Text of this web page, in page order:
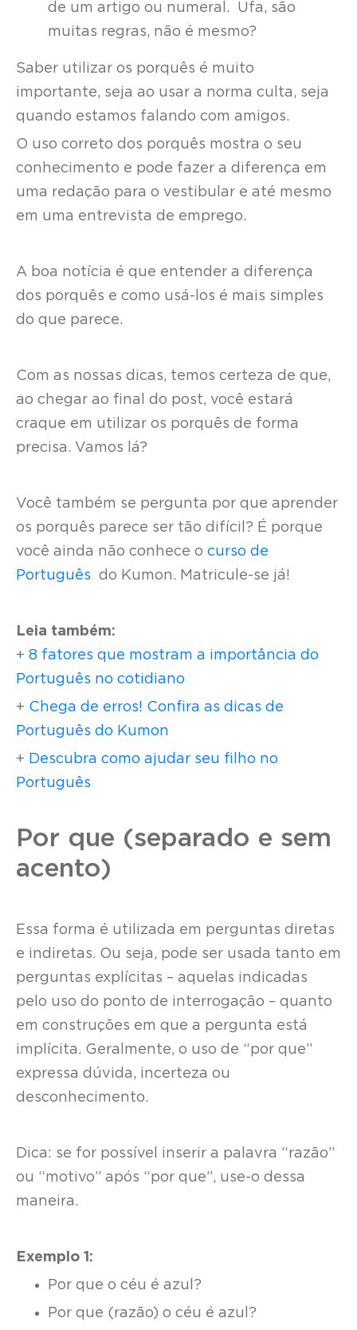
de um artigo ou numeral. Ufa, são
muitas regras, não é mesmo?
Saber utilizar os porquês é muito
importante, seja ao usar a norma culta, seja
quando estamos falando com amigos.
O uso correto dos porquês mostra o seu
conhecimento e pode fazer a diferença em
uma redação para o vestibular e até mesmo
em uma entrevista de emprego.
A boa notícia é que entender a diferença
dos porquês e como usá-los é mais simples
do que parece.
Com as nossas dicas, temos certeza de que,
ao chegar ao final do post, você estará
craque em utilizar os porquês de forma
precisa. Vamos lá?
Você também se pergunta por que aprender
os porquês parece ser tão difícil? É porque
você ainda não conhece o curso de
Português do Kumon. Matricule-se já!
Leia também:
+ 8 fatores que mostram a importância do
Português no cotidiano
+ Chega de erros! Confira as dicas de
Português do Kumon
+ Descubra como ajudar seu filho no
Português
Por que (separado e sem
acento)
Essa forma é utilizada em perguntas diretas
e indiretas. Ou seja, pode ser usada tanto em
perguntas explícitas – aquelas indicadas
pelo uso do ponto de interrogação – quanto
em construções em que a pergunta está
implícita. Geralmente, o uso de “por que”
expressa dúvida, incerteza ou
desconhecimento.
Dica: se for possível inserir a palavra “razão”
ou “motivo” após “por que”, use-o dessa
maneira.
Exemplo 1:
Por que o céu é azul?
Por que (razão) o céu é azul?